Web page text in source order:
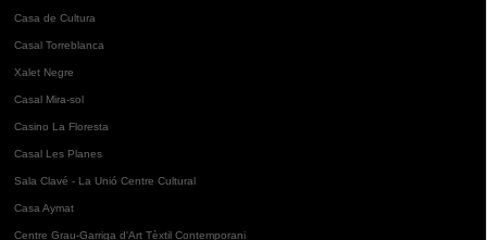
Casa de Cultura
Casal Torreblanca
Xalet Negre
Casal Mira-sol
Casino La Floresta
Casal Les Planes
Sala Clavé - La Unió Centre Cultural
Casa Aymat
Centre Grau-Garriga d'Art Tèxtil Contemporani